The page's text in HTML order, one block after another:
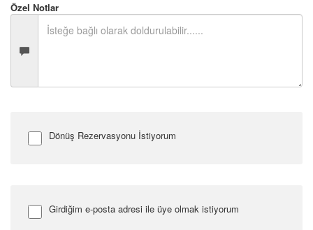
Özel Notlar
Dönüş Rezervasyonu İstiyorum
Girdiğim e-posta adresi ile üye olmak istiyorum